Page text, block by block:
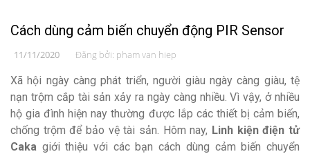
Cách dùng cảm biến chuyển động PIR Sensor
11/11/2020 Đăng bởi: pham van hiep
Xã hội ngày càng phát triển, người giàu ngày càng giàu, tệ
nạn trộm cắp tài sản xảy ra ngày càng nhiều. Vì vậy, ở nhiều
hộ gia đình hiện nay thường được lắp các thiết bị cảm biến,
chống trộm để bảo vệ tài sản. Hôm nay, Linh kiện điện tử
Caka giới thiệu với các bạn cách dùng cảm biến chuyển